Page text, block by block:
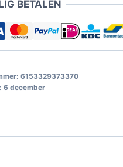
BETALEN
6153329373370
6 december